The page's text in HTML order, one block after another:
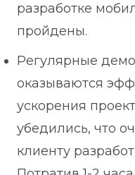
разработке
пройдены.
Регулярные
оказываются
ускорения
убедились, что
клиенту